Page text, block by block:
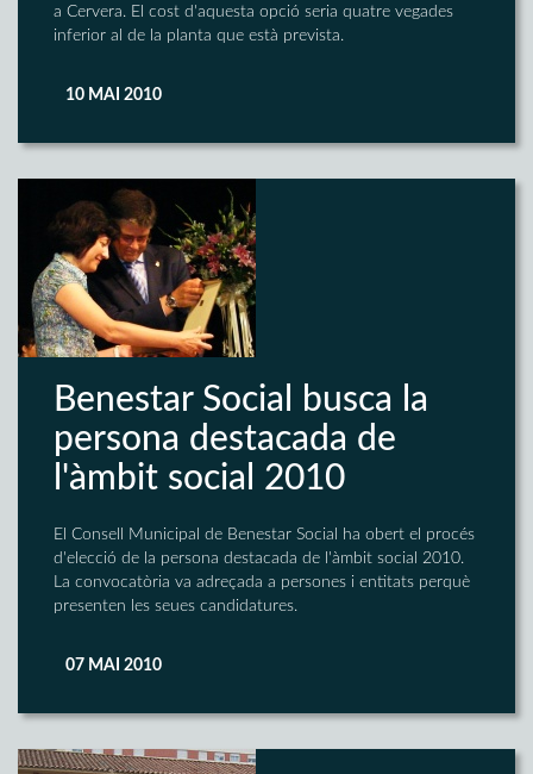
a Cervera. El cost d'aquesta opció seria quatre vegades
inferior al de la planta que està prevista.
10 MAI 2010
Benestar Social busca la
persona destacada de
l'àmbit social 2010
El Consell Municipal de Benestar Social ha obert el procés
d'elecció de la persona destacada de l'àmbit social 2010.
La convocatòria va adreçada a persones i entitats perquè
presenten les seues candidatures.
07 MAI 2010